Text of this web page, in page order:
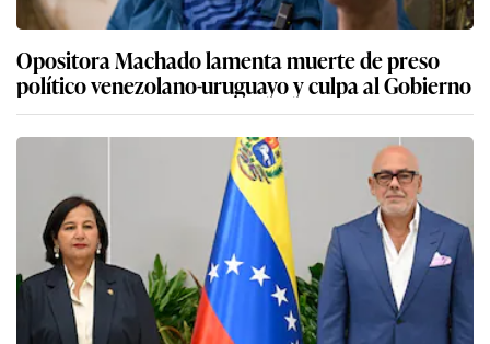
Opositora Machado lamenta muerte de preso
político venezolano-uruguayo y culpa al Gobierno